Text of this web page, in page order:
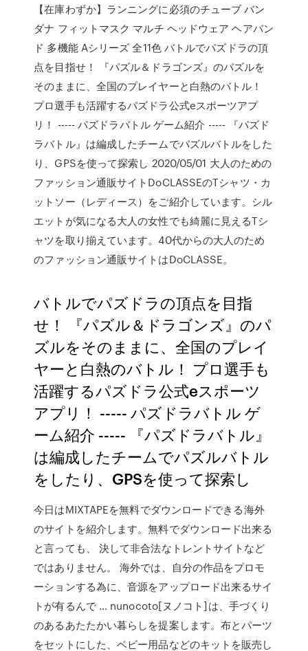
【在庫わずか】ランニングに必須のチューブ バン
ダナ フィットマスク マルチ ヘッドウェア ヘアバン
ド 多機能 Aシリーズ 全11色 バトルでパズドラの頂
点を目指せ！ 『パズル＆ドラゴンズ』のパズルを
そのままに、全国のプレイヤーと白熱のバトル！
プロ選手も活躍するパズドラ公式eスポーツアプ
リ！ ----- パズドラバトル ゲーム紹介 ----- 『パズド
ラバトル』は編成したチームでパズルバトルをした
り、GPSを使って探索し 2020/05/01 大人のための
ファッション通販サイトDoCLASSEのTシャツ・カ
ットソー（レディース）をご紹介しています。シル
エットが気になる大人の女性でも綺麗に見えるTシ
ャツを取り揃えています。40代からの大人のため
のファッション通販サイトはDoCLASSE。
バトルでパズドラの頂点を目指
せ！ 『パズル＆ドラゴンズ』のパ
ズルをそのままに、全国のプレイ
ヤーと白熱のバトル！ プロ選手も
活躍するパズドラ公式eスポーツ
アプリ！ ----- パズドラバトル ゲ
ーム紹介 ----- 『パズドラバトル』
は編成したチームでパズルバトル
をしたり、GPSを使って探索し
今日はMIXTAPEを無料でダウンロードできる海外
のサイトを紹介します。無料でダウンロード出来る
と言っても、 決して非合法なトレントサイトなど
ではありません。 海外では、自分の作品をプロモ
ーションする為に、音源をアップロード出来るサイ
トが有るんで … nunocoto[ヌノコト]は、手づくり
のあるあたたかい暮らしを提案します。布とパーツ
をセットにした、ベビー用品などのキットを販売し